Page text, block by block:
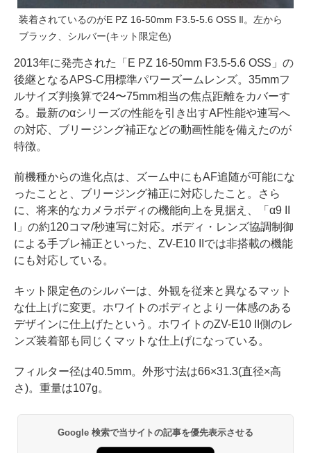
装着されているのがE PZ 16-50mm F3.5-5.6 OSS II。左から
ブラック、シルバー(キット限定色)
2013年に発売された「E PZ 16-50mm F3.5-5.6 OSS」の
後継となるAPS-C用標準パワーズームレンズ。35mmフ
ルサイズ判換算で24〜75mm相当の焦点距離をカバーす
る。最新のαシリーズの性能を引き出すAF性能や連写へ
の対応、ブリージング補正などの動画性能を備えたのが
特徴。
前機種からの進化点は、ズーム中にもAF追随が可能にな
ったことと、ブリージング補正に対応したこと。さら
に、将来的なカメラボディの機能向上を見据え、「α9 II
I」の約120コマ/秒連写に対応。ボディ・レンズ協調制御
による手ブレ補正といった、ZV-E10 IIでは非搭載の機能
にも対応している。
キット限定色のシルバーは、外観を従来と異なるマット
な仕上げに変更。ホワイトのボディとより一体感のある
デザインに仕上げたという。ホワイトのZV-E10 II側のレ
ンズ装着部も同じくマットな仕上げになっている。
フィルター径は40.5mm。外形寸法は66×31.3(直径×高
さ)。重量は107g。
Google 検索で当サイトの記事を優先表示させる